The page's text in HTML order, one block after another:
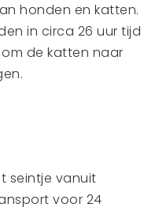
honden en katten.
in circa 26 uur tijd
de katten naar
seintje vanuit
voor 24